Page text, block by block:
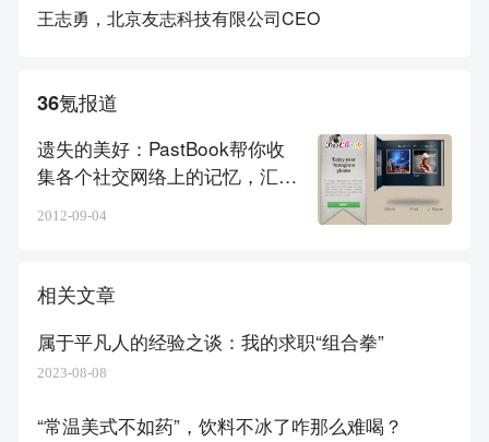
王志勇，北京友志科技有限公司CEO
36氪报道
遗失的美好：PastBook帮你收
集各个社交网络上的记忆，汇成
2012-09-04
相关文章
属于平凡人的经验之谈：我的求职“组合拳”
2023-08-08
“常温美式不如药”，饮料不冰了咋那么难喝？